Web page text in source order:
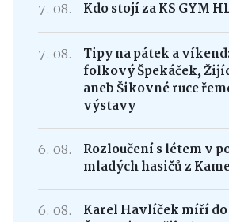
7. 08. Kdo stojí za KS GYM
7. 08.
Tipy na pátek a
folkový Špekáček,
aneb Šikovné ruce
výstavy
6. 08.
Rozloučení s létem v
mladých hasičů z
6. 08.
Karel Havlíček míří